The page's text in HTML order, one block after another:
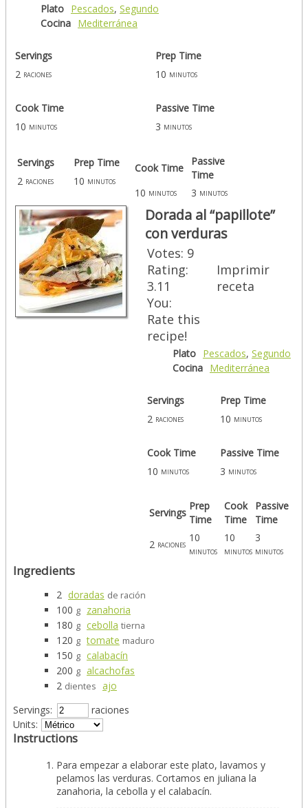
Plato Pescados, Segundo
Cocina Mediterránea
Servings
Prep Time
2 raciones 10 minutos
Cook Time
Passive Time
10 minutos 3 minutos
Servings
Prep Time
2 raciones 10 minutos
Cook Time
Passive
Time
10 minutos 3 minutos
Dorada al “papillote”
con verduras
Votes: 9
Rating:
3.11
You:
Rate this
recipe!
Imprimir
receta
Plato Pescados, Segundo
Cocina Mediterránea
Servings
Prep Time
2 raciones 10 minutos
Cook Time
Passive Time
10 minutos 3 minutos
Servings
Prep
Time
2 raciones
10
minutos
Cook
Time
Passive
Time
10
minutos
3
minutos
Ingredients
2 doradas de ración
100 g zanahoria
180 g cebolla tierna
120 g tomate maduro
150 g calabacín
200 g alcachofas
2 dientes ajo
Servings:
raciones
Units:
Instructions
Para empezar a elaborar este plato, lavamos y
pelamos las verduras. Cortamos en juliana la
zanahoria, la cebolla y el calabacín.